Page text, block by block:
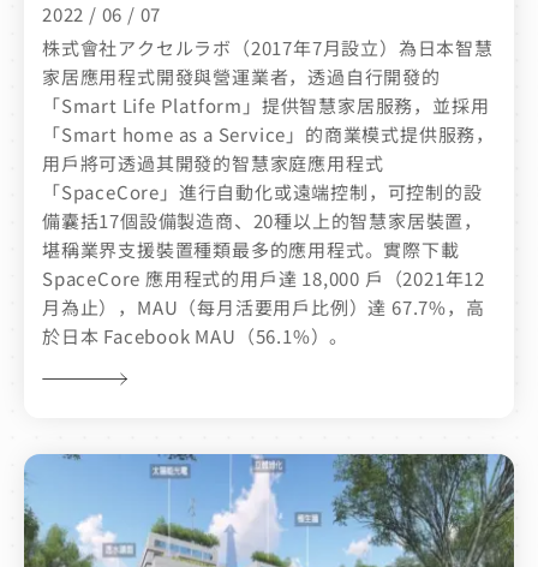
2022 / 06 / 07
株式會社アクセルラボ（2017年7月設立）為日本智慧
家居應用程式開發與營運業者，透過自行開發的
「Smart Life Platform」提供智慧家居服務，並採用
「Smart home as a Service」的商業模式提供服務，
用戶將可透過其開發的智慧家庭應用程式
「SpaceCore」進行自動化或遠端控制，可控制的設
備囊括17個設備製造商、20種以上的智慧家居裝置，
堪稱業界支援裝置種類最多的應用程式。實際下載
SpaceCore 應用程式的用戶達 18,000 戶（2021年12
月為止），MAU（每月活要用戶比例）達 67.7%，高
於日本 Facebook MAU（56.1%）。